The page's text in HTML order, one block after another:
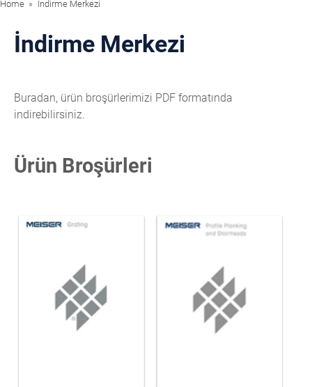
Home İndirme Merkezi
İndirme Merkezi
Buradan, ürün broşürlerimizi PDF formatında
indirebilirsiniz.
Ürün Broşürleri